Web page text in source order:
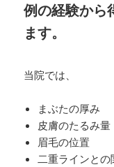
例の経験から
ます。
当院では、
まぶたの厚み
皮膚のたるみ量
眉毛の位置
二重ラインとの